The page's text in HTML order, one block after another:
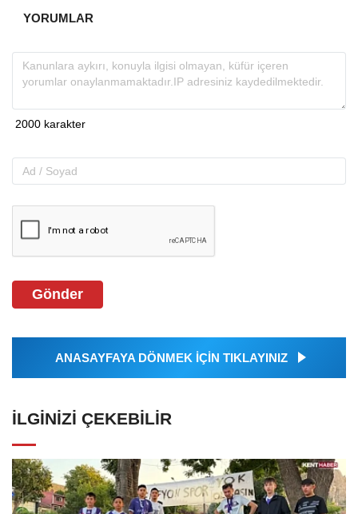
YORUMLAR
Gönder
ANASAYFAYA DÖNMEK İÇİN TIKLAYINIZ
İLGINIZI ÇEKEBILIR